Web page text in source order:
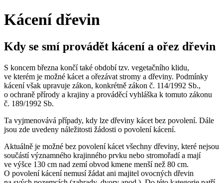
Kácení dřevin
Kdy se smí provádět kácení a ořez dřevin
S koncem března končí také období tzv. vegetačního klidu,
ve kterém je možné kácet a ořezávat stromy a dřeviny. Podmínky
kácení však upravuje zákon, konkrétně zákon č. 114/1992 Sb.,
o ochraně přírody a krajiny a prováděcí vyhláška k tomuto zákonu
č. 189/1992 Sb.
Ta vyjmenovává případy, kdy lze dřeviny kácet bez povolení. Dále
jsou zde uvedeny náležitosti žádosti o povolení kácení.
Aktuálně je možné bez povolení kácet všechny dřeviny, které nejsou
součástí významného krajinného prvku nebo stromořadí a mají
ve výšce 130 cm nad zemí obvod kmene menší než 80 cm.
O povolení kácení nemusí žádat ani majitel ovocných dřevin